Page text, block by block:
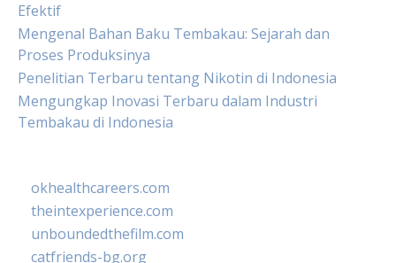
Efektif
Mengenal Bahan Baku Tembakau: Sejarah dan
Proses Produksinya
Penelitian Terbaru tentang Nikotin di Indonesia
Mengungkap Inovasi Terbaru dalam Industri
Tembakau di Indonesia
okhealthcareers.com
theintexperience.com
unboundedthefilm.com
catfriends-bg.org